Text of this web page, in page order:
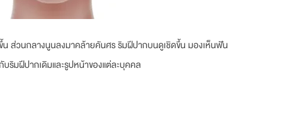
น ส่วนกลางนูนลงมาคล้ายคันศร ริมฝีปากบนดูเชิดขึ้น มองเห็นฟัน
ริมฝีปากเดิมและรูปหน้าของแต่ละบุคคล